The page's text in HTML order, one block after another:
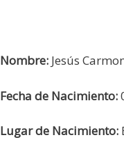
Nombre:Jesús
Fecha de Nacimiento:
Lugar de Nacimiento: